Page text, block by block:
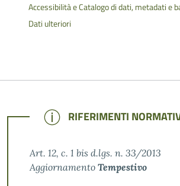
Accessibilità e Catalogo di dati, metadati e
Dati ulteriori
NOTE
RIFERIMENTI
Art. 12, c. 1 bis d.lgs. n. 33/2013
Aggiornamento Tempestivo